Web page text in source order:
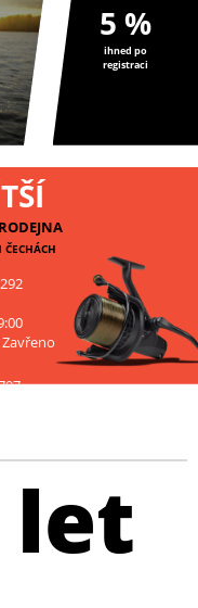
5 %
ihned po
registraci
ČECHÁCH
let